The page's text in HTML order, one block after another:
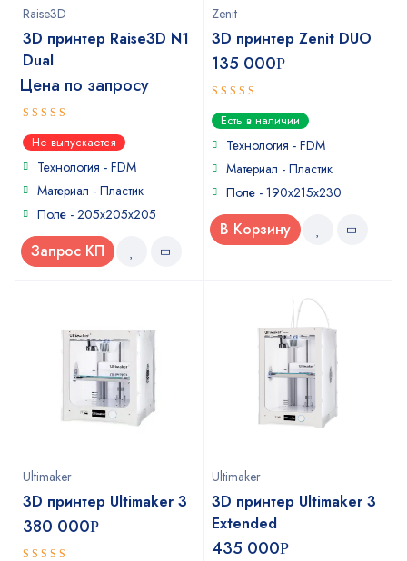
Raise3D
3D принтер Raise3D N1
Dual
Цена по запросу
4out of
5Не выпускается
Технология - FDM
Материал - Пластик
Поле - 205x205x205
Запрос КП
Zenit
3D принтер Zenit DUO
135 000Р
4.75out
of 5
Есть в наличии
Технология - FDM
Материал - Пластик
Поле - 190x215x230
В Корзину
Ultimaker
3D принтер Ultimaker 3
380 000Р
Ultimaker
3D принтер Ultimaker 3
Extended
435 000Р